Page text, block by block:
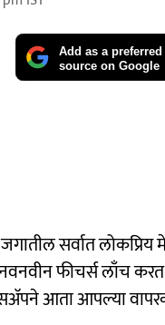
Add as a preferred
source on Google
सर्वात
फीचर्स लाँच
आता आपल्या